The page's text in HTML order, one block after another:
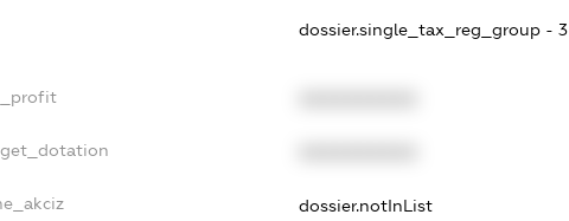
dossier.single_tax_reg_group - 3
dossier.notInList